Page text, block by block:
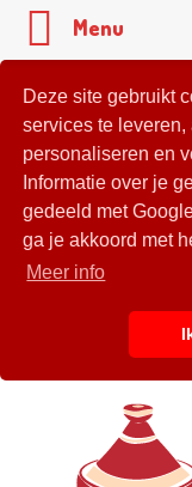
Deze site gebruikt
services te leveren,
personaliseren en
Informatie over je
gedeeld met
ga je akkoord met
Meer info
Menu